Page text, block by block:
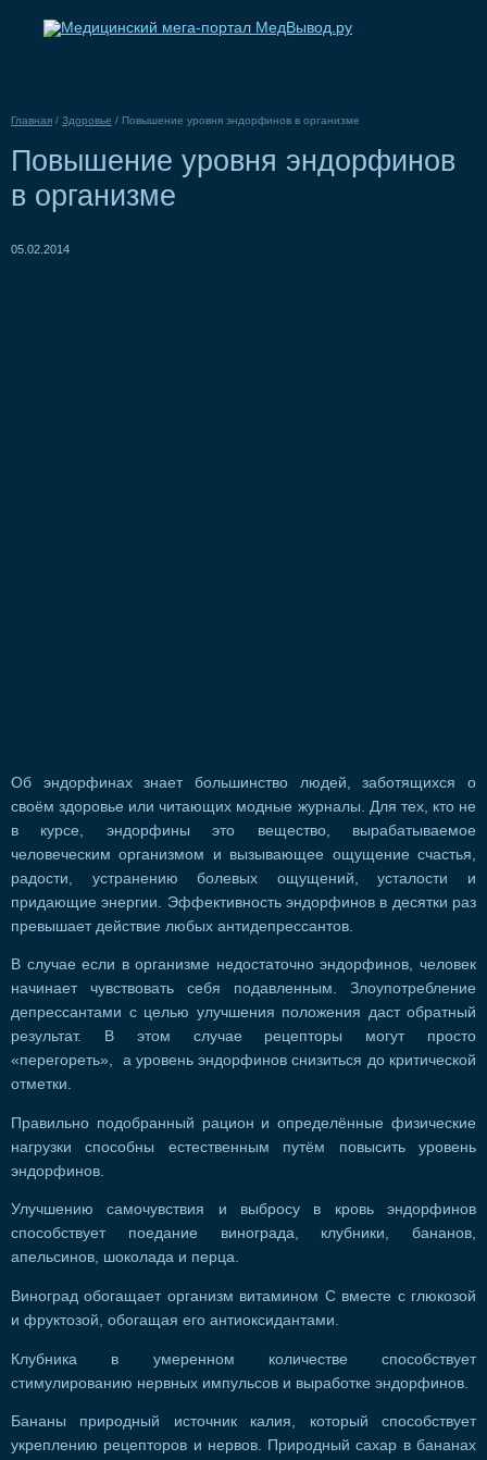
Главная / Здоровье / Повышение уровня эндорфинов в организме
Повышение уровня эндорфинов
в организме
05.02.2014
Об эндорфинах знает большинство людей, заботящихся о
своём здоровье или читающих модные журналы. Для тех, кто не
в курсе, эндорфины это вещество, вырабатываемое
человеческим организмом и вызывающее ощущение счастья,
радости, устранению болевых ощущений, усталости и
придающие энергии. Эффективность эндорфинов в десятки раз
превышает действие любых антидепрессантов.
В случае если в организме недостаточно эндорфинов, человек
начинает чувствовать себя подавленным. Злоупотребление
депрессантами с целью улучшения положения даст обратный
результат. В этом случае рецепторы могут просто
«перегореть», а уровень эндорфинов снизиться до критической
отметки.
Правильно подобранный рацион и определённые физические
нагрузки способны естественным путём повысить уровень
эндорфинов.
Улучшению самочувствия и выбросу в кровь эндорфинов
способствует поедание винограда, клубники, бананов,
апельсинов, шоколада и перца.
Виноград обогащает организм витамином С вместе с глюкозой
и фруктозой, обогащая его антиоксидантами.
Клубника в умеренном количестве способствует
стимулированию нервных импульсов и выработке эндорфинов.
Бананы природный источник калия, который способствует
укреплению рецепторов и нервов. Природный сахар в бананах